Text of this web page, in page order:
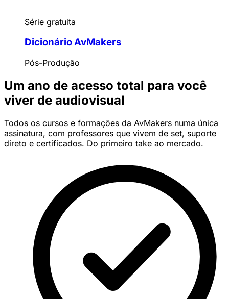
Série gratuita
Dicionário AvMakers
Pós-Produção
Um ano de acesso total para você
viver de audiovisual
Todos os cursos e formações da AvMakers numa única
assinatura, com professores que vivem de set, suporte
direto e certificados. Do primeiro take ao mercado.